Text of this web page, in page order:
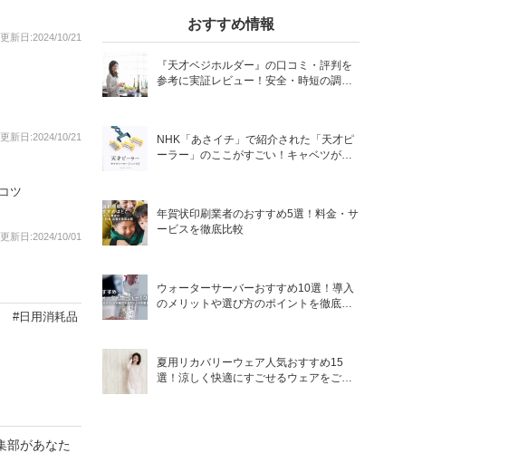
更新日:2024/10/21
更新日:2024/10/21
ツ
更新日:2024/10/01
#日用消耗品
部があなた
おすすめ情報
『天才ベジホルダー』の口コミ・評判を
参考に実証レビュー！安全・時短の調理
NHK「あさイチ」で紹介された「天才ピ
ーラー」のここがすごい！キャベツがほ
年賀状印刷業者のおすすめ5選！料金・サ
ービスを徹底比較
ウォーターサーバーおすすめ10選！導入
のメリットや選び方のポイントを徹底解
夏用リカバリーウェア人気おすすめ15
選！涼しく快適にすごせるウェアをご紹